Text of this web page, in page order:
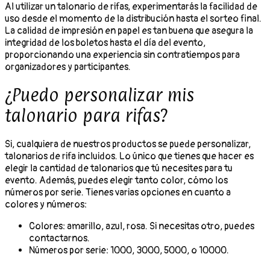
Al utilizar un talonario de rifas, experimentarás la facilidad de
uso desde el momento de la distribución hasta el sorteo final.
La calidad de impresión en papel es tan buena que asegura la
integridad de los boletos hasta el día del evento,
proporcionando una experiencia sin contratiempos para
organizadores y participantes.
¿Puedo personalizar mis
talonario para rifas?
Si, cualquiera de nuestros productos se puede personalizar,
talonarios de rifa incluidos. Lo único que tienes que hacer es
elegir la cantidad de talonarios que tú necesites para tu
evento. Además, puedes elegir tanto color, cómo los
números por serie. Tienes varias opciones en cuanto a
colores y números:
Colores: amarillo, azul, rosa. Si necesitas otro, puedes
contactarnos.
Números por serie: 1000, 3000, 5000, o 10000.